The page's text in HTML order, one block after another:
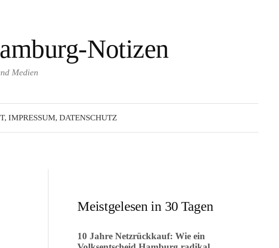
Notizen
Medien
IMPRESSUM, DATENSCHUTZ
Suchen
Meistgelesen in 30 Tagen